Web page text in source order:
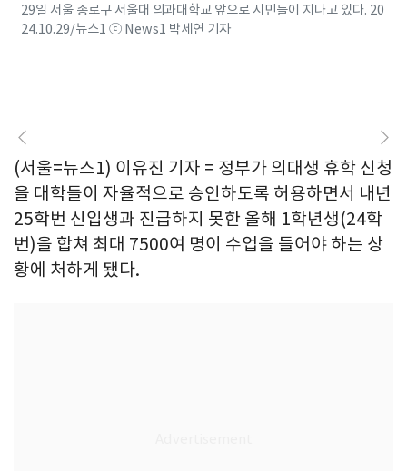
29일 서울 종로구 서울대 의과대학교 앞으로 시민들이 지나고 있다. 20
24.10.29/뉴스1 ⓒ News1 박세연 기자
(서울=뉴스1) 이유진 기자 = 정부가 의대생 휴학 신청
을 대학들이 자율적으로 승인하도록 허용하면서 내년
25학번 신입생과 진급하지 못한 올해 1학년생(24학
번)을 합쳐 최대 7500여 명이 수업을 들어야 하는 상
황에 처하게 됐다.